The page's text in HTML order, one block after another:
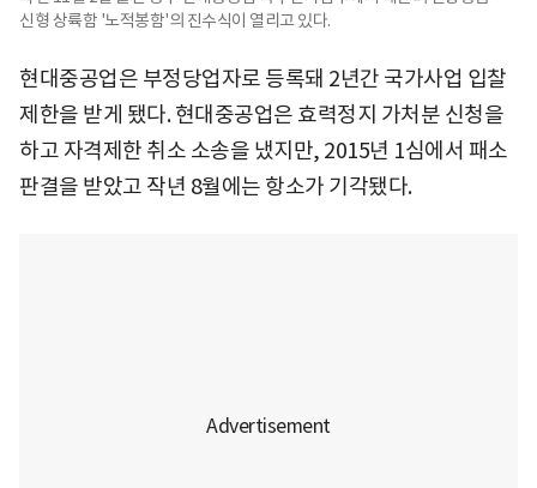
신형 상륙함 '노적봉함'의 진수식이 열리고 있다.
현대중공업은 부정당업자로 등록돼 2년간 국가사업 입찰
제한을 받게 됐다. 현대중공업은 효력정지 가처분 신청을
하고 자격제한 취소 소송을 냈지만, 2015년 1심에서 패소
판결을 받았고 작년 8월에는 항소가 기각됐다.